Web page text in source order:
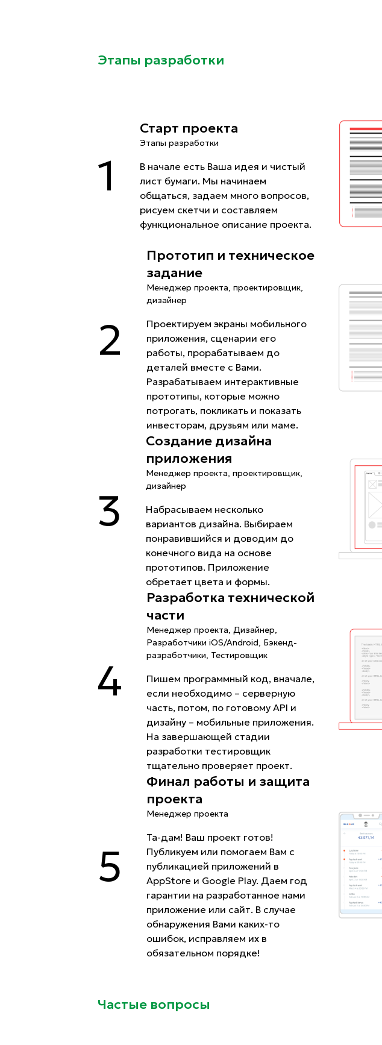
Этапы разработки
1
Старт проекта
Этапы разработки
В начале есть Ваша идея и чистый
лист бумаги. Мы начинаем
общаться, задаем много вопросов,
рисуем скетчи и составляем
функциональное описание проекта.
2
Прототип и техническое
задание
Менеджер проекта, проектировщик,
дизайнер
Проектируем экраны мобильного
приложения, сценарии его
работы, прорабатываем до
деталей вместе с Вами.
Разрабатываем интерактивные
прототипы, которые можно
потрогать, покликать и показать
инвесторам, друзьям или маме.
3
Создание дизайна
приложения
Менеджер проекта, проектировщик,
дизайнер
Набрасываем несколько
вариантов дизайна. Выбираем
понравившийся и доводим до
конечного вида на основе
прототипов. Приложение
обретает цвета и формы.
4
Разработка технической
части
Менеджер проекта, Дизайнер,
Разработчики iOS/Android, Бэкенд-
разработчики, Тестировщик
Пишем программный код, вначале,
если необходимо – серверную
часть, потом, по готовому API и
дизайну – мобильные приложения.
На завершающей стадии
разработки тестировщик
тщательно проверяет проект.
5
Финал работы и защита
проекта
Менеджер проекта
Та-дам! Ваш проект готов!
Публикуем или помогаем Вам с
публикацией приложений в
AppStore и Google Play. Даем год
гарантии на разработанное нами
приложение или сайт. В случае
обнаружения Вами каких-то
ошибок, исправляем их в
обязательном порядке!
Частые вопросы